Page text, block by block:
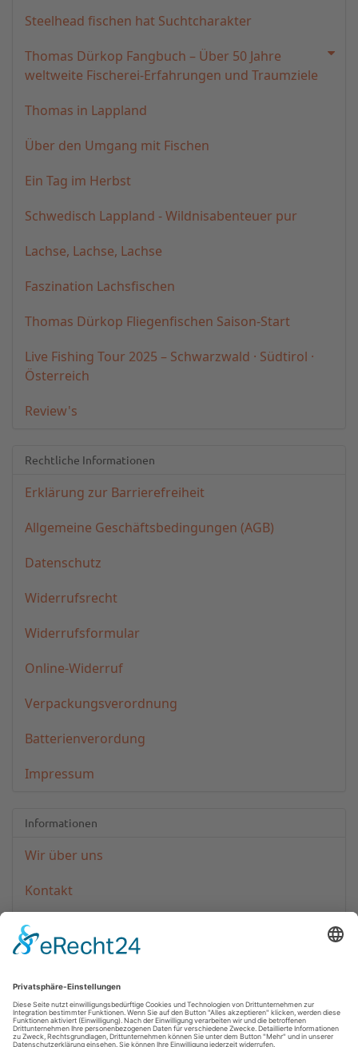
Steelhead fischen hat Suchtcharakter
Thomas Dürkop Fangbuch – Über 50 Jahre
weltweite Fischerei-Erfahrungen und Traumziele
Thomas in Lappland
Über den Umgang mit Fischen
Ein Tag im Herbst
Schwedisch Lappland - Wildnisabenteuer pur
Lachse, Lachse, Lachse
Faszination Lachsfischen
Thomas Dürkop Fliegenfischen Saison-Start
Live Fishing Tour 2025 – Schwarzwald · Südtirol ·
Österreich
Review's
Rechtliche Informationen
Erklärung zur Barrierefreiheit
Allgemeine Geschäftsbedingungen (AGB)
Datenschutz
Widerrufsrecht
Widerrufsformular
Online-Widerruf
Verpackungsverordnung
Batterienverordung
Impressum
Informationen
Wir über uns
Kontakt
Zahlungsinformationen
*Alle Preise inkl. gesetzlicher USt., zzgl.Versand